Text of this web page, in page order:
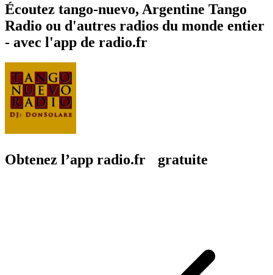
Écoutez tango-nuevo, Argentine Tango
Radio ou d'autres radios du monde entier
- avec l'app de radio.fr
Obtenez l’app radio.fr gratuite